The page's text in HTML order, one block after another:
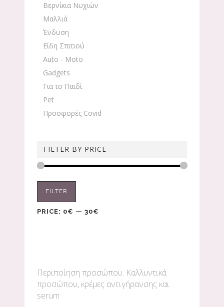
Βερνίκια Νυχιών
Μαλλιά
Ένδυση
Είδη Σπιτιού
Auto - Moto
Gadgets
Για το Παιδί
Pet
Προσφορές Covid
FILTER BY PRICE
FILTER
PRICE: 0€ — 30€
Περιποίηση προσώπου. Καλλυντικά
προσώπου, κρέμες αντιγήρανσης και
serum